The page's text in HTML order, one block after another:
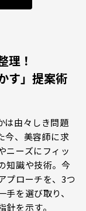
理！
す」提案術
は由々しき問題
今、美容師に求
ニーズにフィッ
知識や技術。今
プローチを、3つ
を選び取り、
を示す。